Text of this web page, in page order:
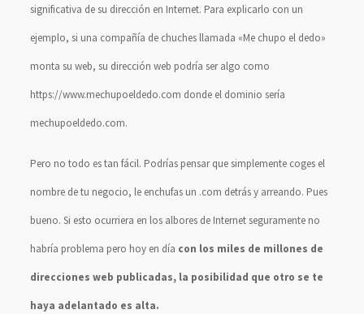
significativa de su dirección en Internet. Para explicarlo con un
ejemplo, si una compañía de chuches llamada «Me chupo el dedo»
monta su web, su dirección web podría ser algo como
https://www.mechupoeldedo.com donde el dominio sería
mechupoeldedo.com.
Pero no todo es tan fácil. Podrías pensar que simplemente coges el
nombre de tu negocio, le enchufas un .com detrás y arreando. Pues
bueno. Si esto ocurriera en los albores de Internet seguramente no
habría problema pero hoy en día con los miles de millones de
direcciones web publicadas, la posibilidad que otro se te
haya adelantado es alta.